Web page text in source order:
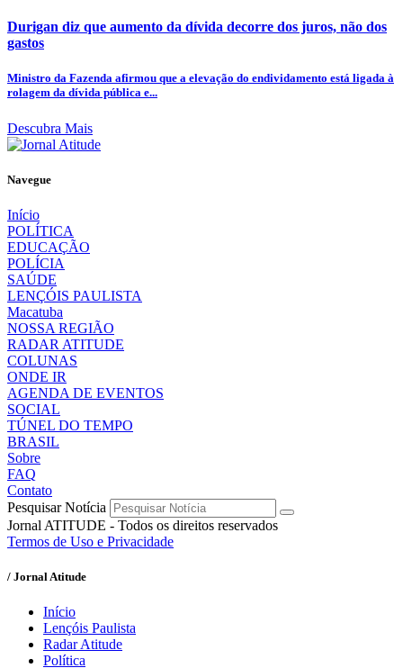
Durigan diz que aumento da dívida decorre dos juros, não dos
gastos
Ministro da Fazenda afirmou que a elevação do endividamento está ligada à
rolagem da dívida pública e...
Descubra Mais
Navegue
Início
POLÍTICA
EDUCAÇÃO
POLÍCIA
SAÚDE
LENÇÓIS PAULISTA
Macatuba
NOSSA REGIÃO
RADAR ATITUDE
COLUNAS
ONDE IR
AGENDA DE EVENTOS
SOCIAL
TÚNEL DO TEMPO
BRASIL
Sobre
FAQ
Contato
Pesquisar Notícia
Jornal ATITUDE - Todos os direitos reservados
Termos de Uso e Privacidade
/ Jornal Atitude
Início
Lençóis Paulista
Radar Atitude
Política